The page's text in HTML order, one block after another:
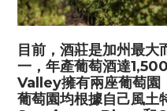
目前，酒莊是加州最大
一，年產葡萄酒達
Valley擁有兩座葡萄園
葡萄園均根據自己風土